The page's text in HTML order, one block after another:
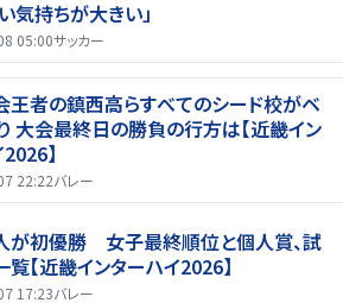
気持ちが大きい」
05:00サッカー
王者の鎮西高らすべてのシード校がベ
大会最終日の勝負の行方は【近畿イン
】
22:22バレー
が初優勝 女子最終順位と個人賞、試
【近畿インターハイ2026】
17:23バレー